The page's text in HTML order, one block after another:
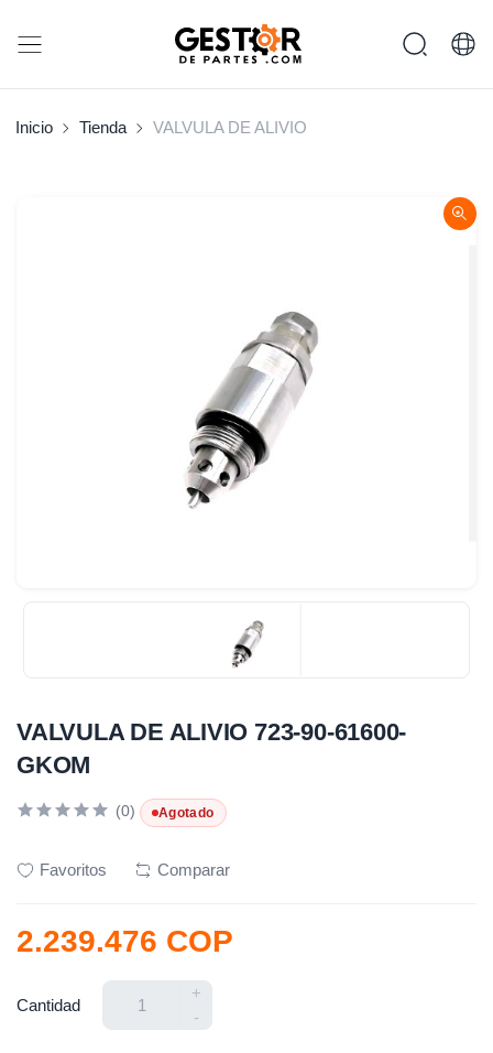
Inicio Tienda VALVULA DE ALIVIO
VALVULA DE ALIVIO 723-90-61600-
GKOM
(0) Agotado
Favoritos Comparar
2.239.476 COP
Cantidad
+
-